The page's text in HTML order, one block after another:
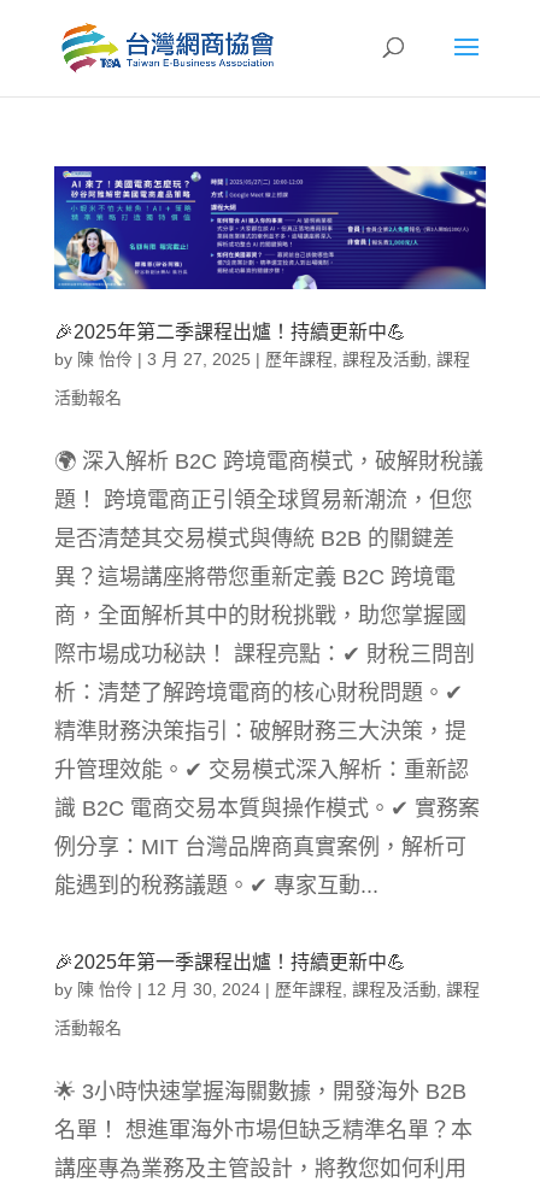
🎉2025年第二季課程出爐！持續更新中💪
by 陳 怡伶| 3 月 27, 2025 | 歷年課程 課程及活動 課程
活動報名
🌍 深入解析 B2C 跨境電商模式，破解財稅議
題！ 跨境電商正引領全球貿易新潮流，但您
是否清楚其交易模式與傳統 B2B 的關鍵差
異？這場講座將帶您重新定義 B2C 跨境電
商，全面解析其中的財稅挑戰，助您掌握國
際市場成功秘訣！ 課程亮點：✔ 財稅三問剖
析：清楚了解跨境電商的核心財稅問題。✔
精準財務決策指引：破解財務三大決策，提
升管理效能。✔ 交易模式深入解析：重新認
識 B2C 電商交易本質與操作模式。✔ 實務案
例分享：MIT 台灣品牌商真實案例，解析可
能遇到的稅務議題。✔ 專家互動...
🎉2025年第一季課程出爐！持續更新中💪
by 陳 怡伶| 12 月 30, 2024| 歷年課程 課程及活動 課程
活動報名
🌟 3小時快速掌握海關數據，開發海外 B2B
名單！ 想進軍海外市場但缺乏精準名單？本
講座專為業務及主管設計，將教您如何利用